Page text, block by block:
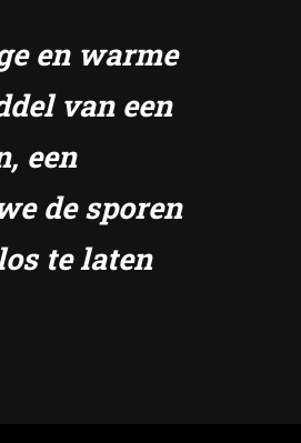
en warme
van een
een
de sporen
te laten